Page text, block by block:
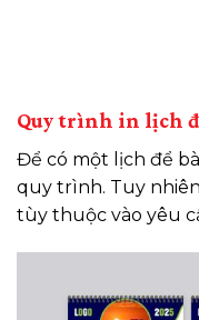
Quy trình in lịch
Để có một lịch để
quy trình. Tuy
tùy thuộc vào yêu